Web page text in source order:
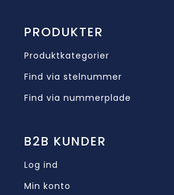
PRODUKTER
Produktkategorier
Find via stelnummer
Find via nummerplade
B2B KUNDER
Log ind
Min konto